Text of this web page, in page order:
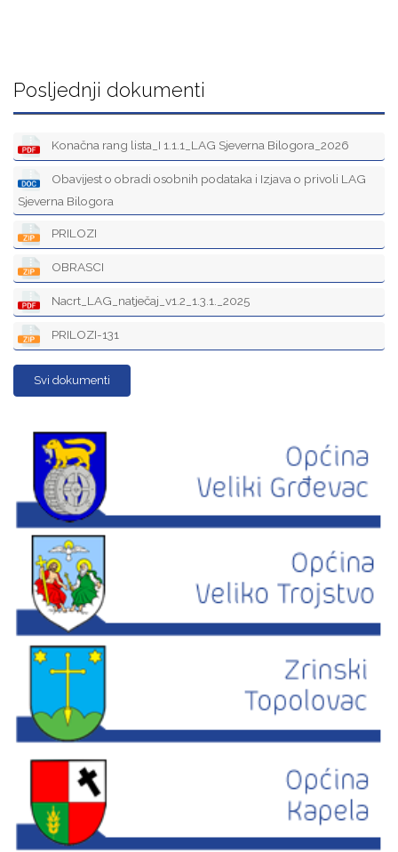
Posljednji dokumenti
Konačna rang lista_I 1.1.1_LAG Sjeverna Bilogora_2026
Obavijest o obradi osobnih podataka i Izjava o privoli LAG
Sjeverna Bilogora
PRILOZI
OBRASCI
Nacrt_LAG_natječaj_v1.2_1.3.1._2025
PRILOZI-131
Svi dokumenti